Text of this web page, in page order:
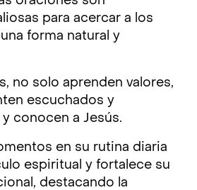
para acercar a los
forma natural y
no solo aprenden valores,
escuchados y
conocen a Jesús.
en su rutina diaria
espiritual y fortalece su
destacando la